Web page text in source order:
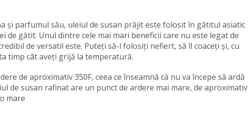
și parfumul său, uleiul de susan prăjit este folosit în gătitul asiatic
de gătit. Unul dintre cele mai mari beneficii care nu este legat de
de versatil este. Puteți să-l folosiți nefiert, să îl coaceți și, cu
timp cât aveți grijă la temperatură.
de aproximativ 350F, ceea ce înseamnă că nu va începe să ardă
de susan rafinat are un punct de ardere mai mare, de aproximativ
mare